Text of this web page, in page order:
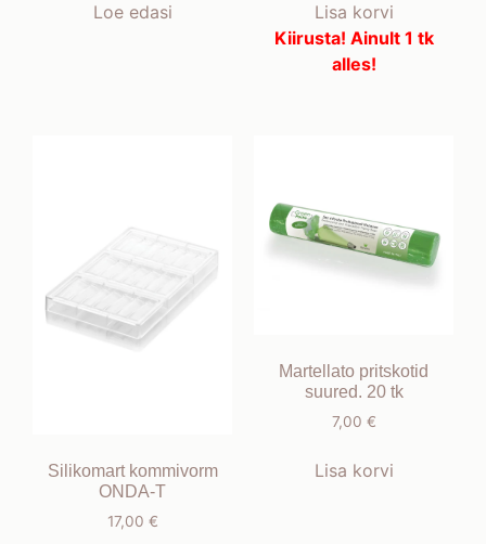
Loe edasi
Lisa korvi
Kiirusta! Ainult 1 tk
alles!
Silikomart kommivorm
ONDA-T
17,00 €
Martellato pritskotid
suured. 20 tk
7,00 €
Lisa korvi